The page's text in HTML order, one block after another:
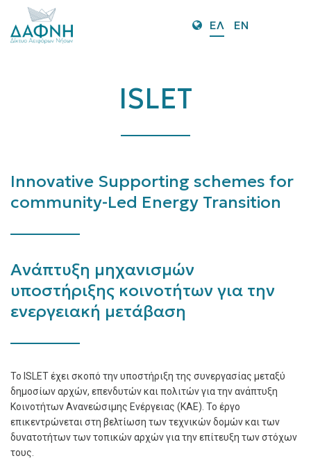
ΕΛ EN
ISLET
Innovative Supporting schemes for
community-Led Energy Transition
Ανάπτυξη μηχανισμών
υποστήριξης κοινοτήτων για την
ενεργειακή μετάβαση
Το ISLET έχει σκοπό την υποστήριξη της συνεργασίας μεταξύ
δημοσίων αρχών, επενδυτών και πολιτών για την ανάπτυξη
Κοινοτήτων Ανανεώσιμης Ενέργειας (ΚΑΕ). Το έργο
επικεντρώνεται στη βελτίωση των τεχνικών δομών και των
δυνατοτήτων των τοπικών αρχών για την επίτευξη των στόχων
τους.